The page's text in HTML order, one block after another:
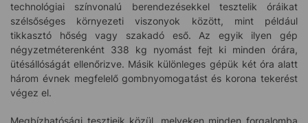
technológiai színvonalú berendezésekkel tesztelik óráikat
szélsőséges környezeti viszonyok között, mint például
tikkasztó hőség vagy szakadó eső. Az egyik ilyen gép
négyzetméterenként 338 kg nyomást fejt ki minden órára,
ütésállóságát ellenőrizve. Másik különleges gépük két óra alatt
három évnek megfelelő gombnyomogatást és korona tekerést
végez el.
Megbízhatósági tesztjeik közül, melyeken minden forgalomba